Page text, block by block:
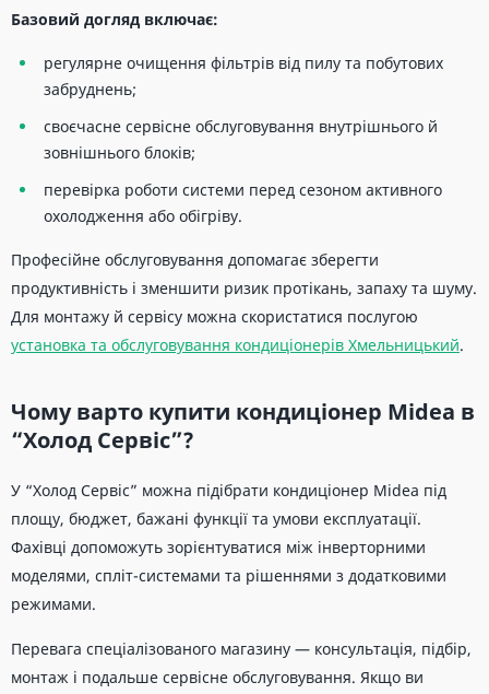
Базовий догляд включає:
регулярне очищення фільтрів від пилу та побутових
забруднень;
своєчасне сервісне обслуговування внутрішнього й
зовнішнього блоків;
перевірка роботи системи перед сезоном активного
охолодження або обігріву.
Професійне обслуговування допомагає зберегти
продуктивність і зменшити ризик протікань, запаху та шуму.
Для монтажу й сервісу можна скористатися послугою
установка та обслуговування кондиціонерів Хмельницький.
Чому варто купити кондиціонер Midea в
“Холод Сервіс”?
У “Холод Сервіс” можна підібрати кондиціонер Midea під
площу, бюджет, бажані функції та умови експлуатації.
Фахівці допоможуть зорієнтуватися між інверторними
моделями, спліт-системами та рішеннями з додатковими
режимами.
Перевага спеціалізованого магазину — консультація, підбір,
монтаж і подальше сервісне обслуговування. Якщо ви